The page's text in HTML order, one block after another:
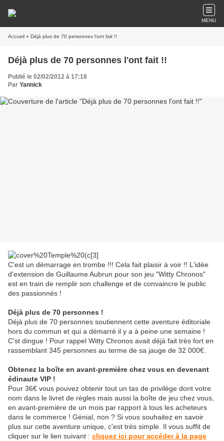
MENU
Accueil » Déjà plus de 70 personnes l'ont fait !!
Déjà plus de 70 personnes l'ont fait !!
Publié le 02/02/2012 à 17:18
Par Yannick
C'est un démarrage en trombe !!! Cela fait plaisir à voir !! L'idée
d'extension de Guillaume Aubrun pour son jeu "Witty Chronos"
est en train de remplir son challenge et de convaincre le public
des passionnés !
Déjà plus de 70 personnes !
Déjà plus de 70 personnes soutiennent cette aventure éditoriale
hors du commun et qui a démarré il y a à peine une semaine !
C'st dingue ! Pour rappel Witty Chronos avait déjà fait très fort en
rassemblant 345 personnes au terme de sa jauge de 32 000€.
Obtenez la boîte en avant-première chez vous en devenant
édinaute VIP !
Pour 36€ vous pouvez obtenir tout un tas de privilège dont votre
nom dans le livret de règles mais aussi la boîte de jeu chez vous,
en avant-première de un mois par rapport à tous les acheteurs
dans le commerce ! Génial, non ? Si vous souhaitez en savoir
plus sur cette aventure unique, c'est très simple. Il vous suffit de
cliquer sur le lien suivant : cliquez ici pour accéder à la page